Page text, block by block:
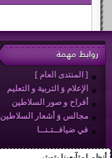
روابط مهمة
[ المنتدى العام ]
الإعلام وَ التربية و التعليم
أفراح و صور السلاطين
مجالس وَ أشعار السلاطين
في ضيافــتـنــا